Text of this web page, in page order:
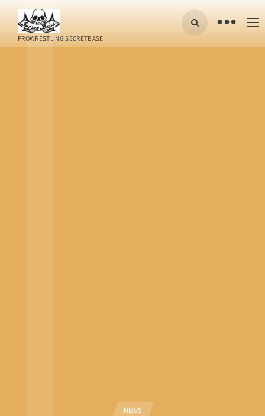
PROWRESTLING SECRETBASE
•
NEWS